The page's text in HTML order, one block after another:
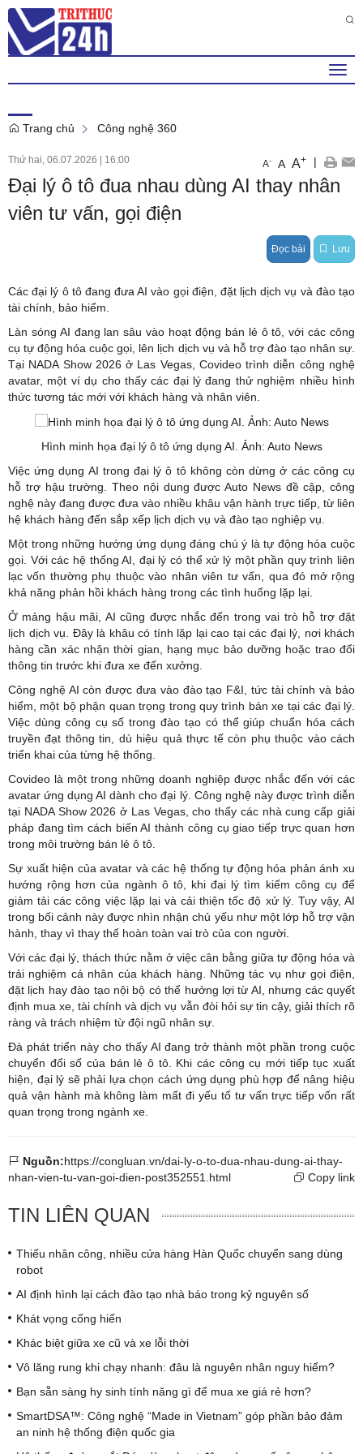
Trang chủ Công nghệ 360
Thứ hai, 06.07.2026 | 16:00 A- A A+ |
Đại lý ô tô đua nhau dùng AI thay nhân
viên tư vấn, gọi điện
Đọc bài Lưu
Các đại lý ô tô đang đưa AI vào gọi điện, đặt lịch dịch vụ và đào tạo
tài chính, bảo hiểm.
Làn sóng AI đang lan sâu vào hoạt động bán lẻ ô tô, với các công
cụ tự động hóa cuộc gọi, lên lịch dịch vụ và hỗ trợ đào tạo nhân sự.
Tại NADA Show 2026 ở Las Vegas, Covideo trình diễn công nghệ
avatar, một ví dụ cho thấy các đại lý đang thử nghiệm nhiều hình
thức tương tác mới với khách hàng và nhân viên.
Hình minh họa đại lý ô tô ứng dụng AI. Ảnh: Auto News
Việc ứng dụng AI trong đại lý ô tô không còn dừng ở các công cụ
hỗ trợ hậu trường. Theo nội dung được Auto News đề cập, công
nghệ này đang được đưa vào nhiều khâu vận hành trực tiếp, từ liên
hệ khách hàng đến sắp xếp lịch dịch vụ và đào tạo nghiệp vụ.
Một trong những hướng ứng dụng đáng chú ý là tự động hóa cuộc
gọi. Với các hệ thống AI, đại lý có thể xử lý một phần quy trình liên
lạc vốn thường phụ thuộc vào nhân viên tư vấn, qua đó mở rộng
khả năng phản hồi khách hàng trong các tình huống lặp lại.
Ở mảng hậu mãi, AI cũng được nhắc đến trong vai trò hỗ trợ đặt
lịch dịch vụ. Đây là khâu có tính lặp lại cao tại các đại lý, nơi khách
hàng cần xác nhận thời gian, hạng mục bảo dưỡng hoặc trao đổi
thông tin trước khi đưa xe đến xưởng.
Công nghệ AI còn được đưa vào đào tạo F&I, tức tài chính và bảo
hiểm, một bộ phận quan trọng trong quy trình bán xe tại các đại lý.
Việc dùng công cụ số trong đào tạo có thể giúp chuẩn hóa cách
truyền đạt thông tin, dù hiệu quả thực tế còn phụ thuộc vào cách
triển khai của từng hệ thống.
Covideo là một trong những doanh nghiệp được nhắc đến với các
avatar ứng dụng AI dành cho đại lý. Công nghệ này được trình diễn
tại NADA Show 2026 ở Las Vegas, cho thấy các nhà cung cấp giải
pháp đang tìm cách biến AI thành công cụ giao tiếp trực quan hơn
trong môi trường bán lẻ ô tô.
Sự xuất hiện của avatar và các hệ thống tự động hóa phản ánh xu
hướng rộng hơn của ngành ô tô, khi đại lý tìm kiếm công cụ để
giảm tải các công việc lặp lại và cải thiện tốc độ xử lý. Tuy vậy, AI
trong bối cảnh này được nhìn nhận chủ yếu như một lớp hỗ trợ vận
hành, thay vì thay thế hoàn toàn vai trò của con người.
Với các đại lý, thách thức nằm ở việc cân bằng giữa tự động hóa và
trải nghiệm cá nhân của khách hàng. Những tác vụ như gọi điện,
đặt lịch hay đào tạo nội bộ có thể hưởng lợi từ AI, nhưng các quyết
định mua xe, tài chính và dịch vụ vẫn đòi hỏi sự tin cậy, giải thích rõ
ràng và trách nhiệm từ đội ngũ nhân sự.
Đà phát triển này cho thấy AI đang trở thành một phần trong cuộc
chuyển đổi số của bán lẻ ô tô. Khi các công cụ mới tiếp tục xuất
hiện, đại lý sẽ phải lựa chọn cách ứng dụng phù hợp để nâng hiệu
quả vận hành mà không làm mất đi yếu tố tư vấn trực tiếp vốn rất
quan trọng trong ngành xe.
Nguồn:https://congluan.vn/dai-ly-o-to-dua-nhau-dung-ai-thay-
nhan-vien-tu-van-goi-dien-post352551.html
Copy link
TIN LIÊN QUAN
Thiếu nhân công, nhiều cửa hàng Hàn Quốc chuyển sang dùng
robot
AI định hình lại cách đào tạo nhà báo trong kỷ nguyên số
Khát vọng cống hiến
Khác biệt giữa xe cũ và xe lỗi thời
Vô lăng rung khi chạy nhanh: đâu là nguyên nhân nguy hiểm?
Bạn sẵn sàng hy sinh tính năng gì để mua xe giá rẻ hơn?
SmartDSA™: Công nghệ “Made in Vietnam” góp phần bảo đảm
an ninh hệ thống điện quốc gia